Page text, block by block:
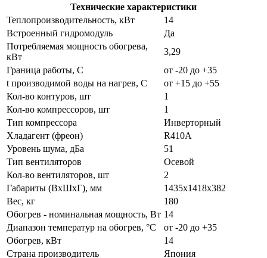
Технические характеристики
Теплопроизводительность, кВт
14
Встроенный гидромодуль
Да
Потребляемая мощность обогрева,
кВт
3,29
Граница работы, С
от -20 до +35
t производимой воды на нагрев, С
от +15 до +55
Кол-во контуров, шт
1
Кол-во компрессоров, шт
1
Тип компрессора
Инверторный
Хладагент (фреон)
R410А
Уровень шума, дБа
51
Тип вентиляторов
Осевой
Кол-во вентиляторов, шт
2
Габариты (ВxШxГ), мм
1435х1418х382
Вес, кг
180
Обогрев - номинальная мощность, Вт 14
Диапазон температур на обогрев, °C
от -20 до +35
Обогрев, кВт
14
Страна производитель
Япония